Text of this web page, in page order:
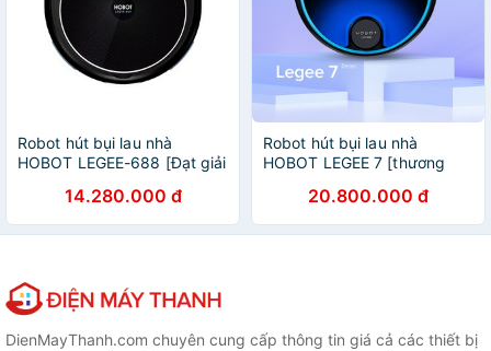
Robot hút bụi lau nhà
HOBOT LEGEE-688 [Đạt giải
Loan, top 4 robot bán chạy
nhất thế giới
14.280.000 đ
Robot hút bụi lau nhà
HOBOT LEGEE 7 [thương
top 4 robot bán chạy nhất
thế giới
20.800.000 đ
DienMayThanh.com chuyên cung cấp thông tin giá cả các thiết bị